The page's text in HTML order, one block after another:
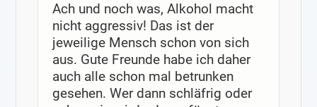
Ach und noch was, Alkohol macht
nicht aggressiv! Das ist der
jeweilige Mensch schon von sich
aus. Gute Freunde habe ich daher
auch alle schon mal betrunken
gesehen. Wer dann schläfrig oder